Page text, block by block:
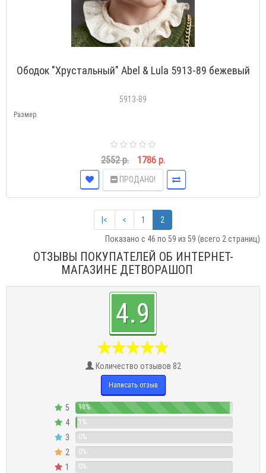
Ободок "Хрустальный" Abel & Lula 5913-89 бежевый
5913-89
Размер
2552 р. 1786 р.
ПРОДАНО!
|< < 1
2
Показано с 46 по 59 из 59 (всего 2 страниц)
ОТЗЫВЫ ПОКУПАТЕЛЕЙ ОБ ИНТЕРНЕТ-
МАГАЗИНЕ ДЕТВОРАШОП
4.9
Количество отзывов 82
Написать отзыв
5 98%
4 1%
3 0%
2 0%
1 0%